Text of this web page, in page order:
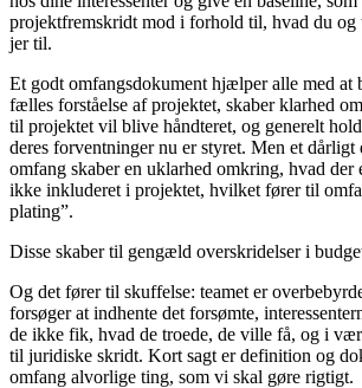
projektfremskridt mod i forhold til, hvad du og
jer til.
Et godt omfangsdokument hjælper alle med at
fælles forståelse af projektet, skaber klarhed
til projektet vil blive håndteret, og generelt
deres forventninger nu er styret. Men et dårligt
omfang skaber en uklarhed omkring, hvad der
ikke inkluderet i projektet, hvilket fører til
plating”.
Disse skaber til gengæld overskridelser i
Og det fører til skuffelse: teamet er
forsøger at indhente det forsømte,
de ikke fik, hvad de troede, de ville få, og i
til juridiske skridt. Kort sagt er definition og
omfang alvorlige ting, som vi skal gøre rigtigt.